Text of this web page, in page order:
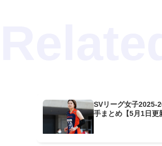
SVリーグ女子2025-
手まとめ【5月1日更